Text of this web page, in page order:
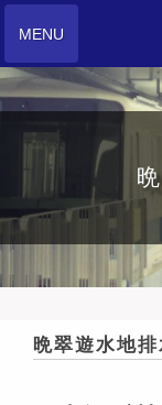
MENU
晩翠遊水地排